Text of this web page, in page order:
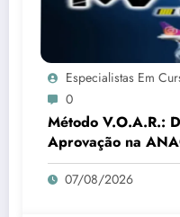
Especialistas Em
0
Método V.O.A.R.:
Aprovação na
07/08/2026